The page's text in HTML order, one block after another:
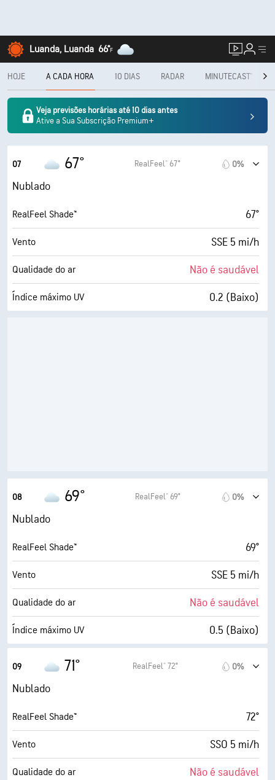
Luanda, Luanda 66°F
HOJE A CADA HORA 10 DIAS RADAR MINUTECAST®
Veja previsões horárias até 10 dias antes
Ative a Sua Subscrição Premium+
07 67° RealFeel® 67° 0%
Nublado
RealFeel Shade™ 67°
Vento SSE 5 mi/h
Qualidade do ar Não é saudável
Índice máximo UV 0.2 (Baixo)
Teto de nuvens 1900 pés
08 69° RealFeel® 69° 0%
Nublado
RealFeel Shade™ 69°
Vento SSE 5 mi/h
Qualidade do ar Não é saudável
Índice máximo UV 0.5 (Baixo)
Humidade
Ponto de orvalho 64° F
AccuLumen Brightness Index™ 1 (Escuro)
Cobertura de nuvens 100%
09 71° RealFeel® 72° 0%
Nublado
RealFeel Shade™ 72°
Vento SSO 5 mi/h
Qualidade do ar Não é saudável